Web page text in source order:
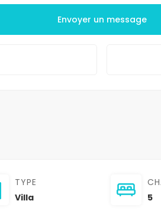
Envoyer un message
TYPE
Villa
5